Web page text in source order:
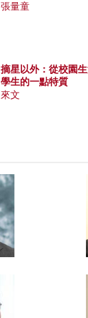
張量童
摘星以外：從校園
學生的一點特質
來文